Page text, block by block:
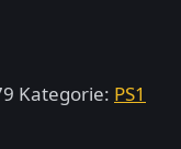
Kategorie: PS1